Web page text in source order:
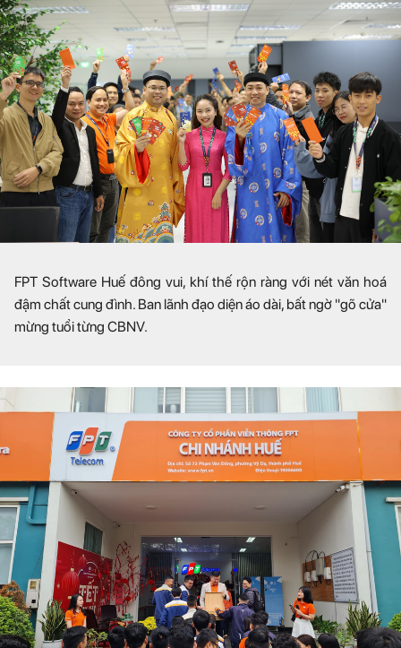
FPT Software Huế đông vui, khí thế rộn ràng với nét văn hoá
đậm chất cung đình. Ban lãnh đạo diện áo dài, bất ngờ "gõ cửa"
mừng tuổi từng CBNV.